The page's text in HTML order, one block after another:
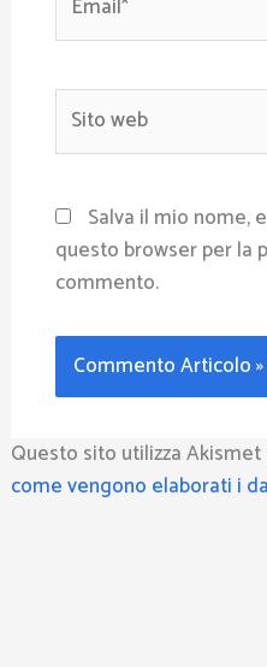
Sito
web
Salva il mio nome,
questo browser per la
commento.
Questo sito utilizza
come vengono elaborati i